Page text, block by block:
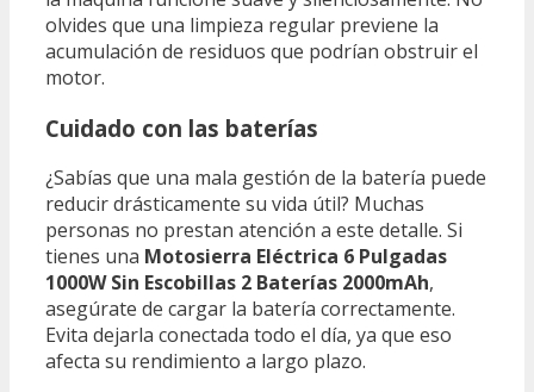
olvides que una limpieza regular previene la
acumulación de residuos que podrían obstruir el
motor.
Cuidado con las baterías
¿Sabías que una mala gestión de la batería puede
reducir drásticamente su vida útil? Muchas
personas no prestan atención a este detalle. Si
tienes una Motosierra Eléctrica 6 Pulgadas
1000W Sin Escobillas 2 Baterías 2000mAh,
asegúrate de cargar la batería correctamente.
Evita dejarla conectada todo el día, ya que eso
afecta su rendimiento a largo plazo.